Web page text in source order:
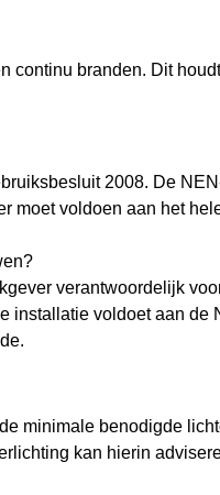
continu branden. Dit
2008. De
moet voldoen aan het
verantwoordelijk
installatie voldoet aan de
minimale benodigde
kan hierin